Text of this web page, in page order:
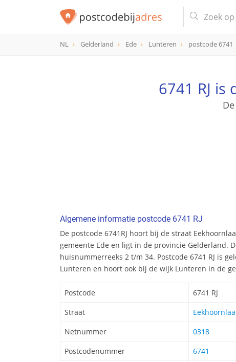
NL Gelderland Ede Lunteren postcode 6741
6741 RJ is
Algemene informatie postcode 6741 RJ
De postcode 6741RJ hoort bij de straat
gemeente Ede en ligt in de provincie Gelderland.
huisnummerreeks 2 t/m 34. Postcode 6741 RJ is
Lunteren en hoort ook bij de wijk Lunteren in de
Postcode
6741 RJ
Straat
Netnummer
0318
Postcodenummer
6741